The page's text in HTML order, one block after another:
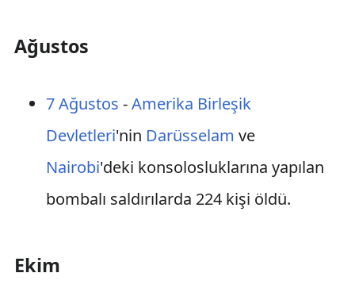
Ağustos
7 Ağustos -Amerika Birleşik
Devletleri'nin Darüsselam ve
Nairobi'deki konsolosluklarına yapılan
bombalı saldırılarda 224 kişi öldü.
Ekim